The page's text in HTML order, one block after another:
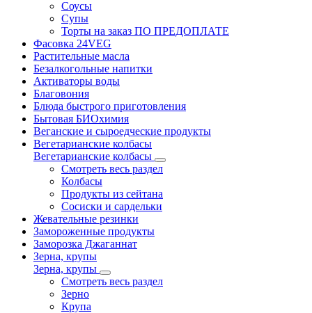
Соусы
Супы
Торты на заказ ПО ПРЕДОПЛАТЕ
Фасовка 24VEG
Растительные масла
Безалкогольные напитки
Активаторы воды
Благовония
Блюда быстрого приготовления
Бытовая БИОхимия
Веганские и сыроедческие продукты
Вегетарианские колбасы
Вегетарианские колбасы
Смотреть весь раздел
Колбасы
Продукты из сейтана
Сосиски и сардельки
Жевательные резинки
Замороженные продукты
Заморозка Джаганнат
Зерна, крупы
Зерна, крупы
Смотреть весь раздел
Зерно
Крупа